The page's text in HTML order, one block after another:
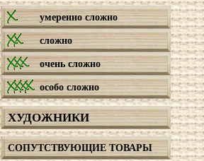
умеренно сложно
сложно
очень сложно
особо сложно
ХУДОЖНИКИ
СОПУТСТВУЮЩИЕ ТОВАРЫ